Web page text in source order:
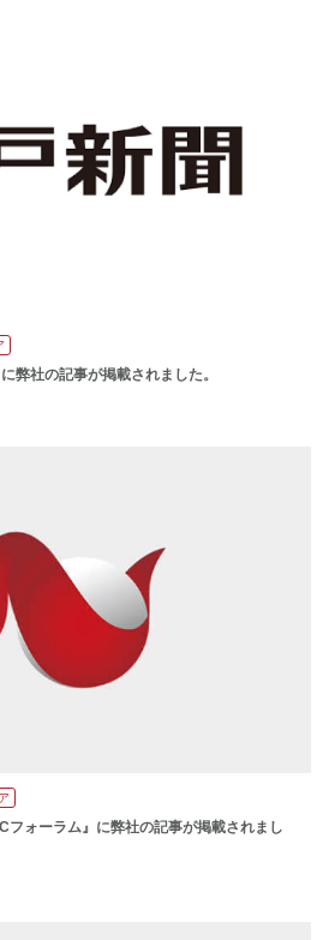
弊社の記事が掲載されました。
フォーラム』に弊社の記事が掲載されまし